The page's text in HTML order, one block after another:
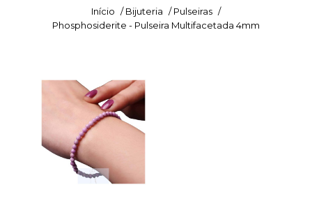
Início / Bijuteria / Pulseiras /
Phosphosiderite - Pulseira Multifacetada 4mm